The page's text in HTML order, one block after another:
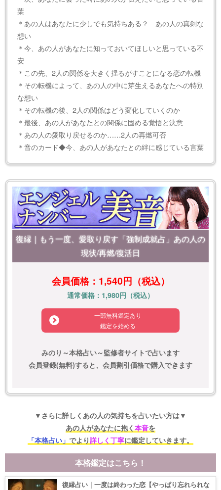
葉
＊あの人はあなたに少しでも気持ちある？ あの人の真剣な
想い
＊今、あの人があなたに知っておいてほしいと思っている不
安
＊この先、2人の関係を大きく揺るがすことになる恋の転機
＊その転機によって、あの人の中に芽生えるあなたへの特別
な想い
＊その転機の後、2人の関係はどう変化していくのか
＊最後、あの人があなたとの関係に固める覚悟と決意
＊あの人の愛取り戻せるのか……2人の再燃可否
＊音のカード◆今、あの人があなたとの絆に感じている言葉
復縁｜もう一度、愛取り戻す「強制成就占」あの人の
現状/再燃/復活日
会員価格：1,540円（税込）
通常価格：1,980円（税込）
一部無料鑑定あり
鑑定を始める
みのり～本格占い～監修者サイトで占います
会員登録(無料)すると、会員割引価格で購入できます
▼さらに詳しくあの人の気持ちを占いたい方は▼
あの人があなたに抱く 本音を
「本格占い」 でより詳しく丁寧に鑑定していきます。
本格鑑定はこちら！
復縁占い｜一度は終わった恋【やっぱり忘れられな